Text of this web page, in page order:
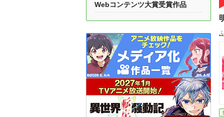
Webコンテンツ大賞受賞作品